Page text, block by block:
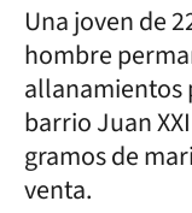
Una joven de
hombre
allanamientos
barrio Juan
gramos de
venta.